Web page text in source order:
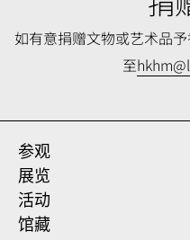
如有意捐赠文物或艺术品
至
参观
展览
活动
馆藏